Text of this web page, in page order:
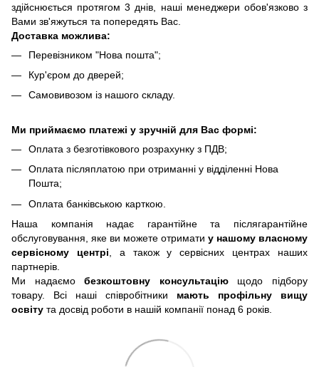
здійснюється протягом 3 днів, наші менеджери обов'язково з
Вами зв'яжуться та попередять Вас.
Доставка можлива:
Перевізником "Нова пошта";
Кур'єром до дверей;
Самовивозом із нашого складу.
Ми приймаємо платежі у зручній для Вас формі:
Оплата з безготівкового розрахунку з ПДВ;
Оплата післяплатою при отриманні у відділенні Нова
Пошта;
Оплата банківською карткою.
Наша компанія надає гарантійне та післягарантійне
обслуговування, яке ви можете отримати у нашому власному
сервісному центрі , а також у сервісних центрах наших
партнерів.
Ми надаємобезкоштовну консультаціющодо підбору
товару. Всі наші співробітники мають профільну вищу
освіту та досвід роботи в нашій компанії понад 6 років.